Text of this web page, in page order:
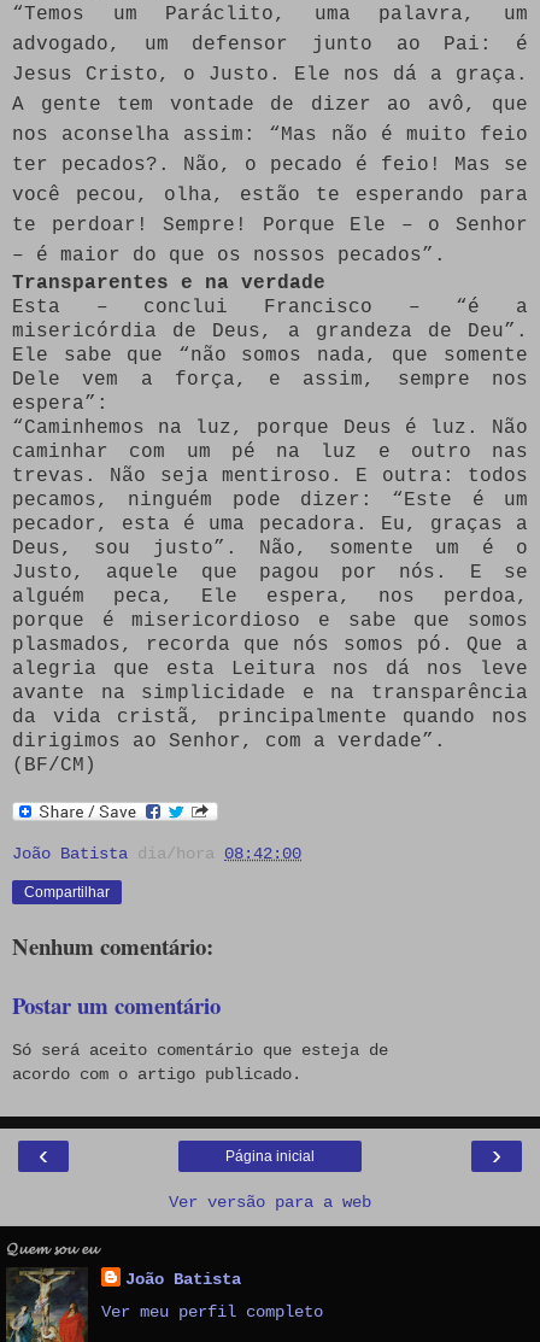
“Temos um Paráclito, uma palavra, um
advogado, um defensor junto ao Pai: é
Jesus Cristo, o Justo. Ele nos dá a graça.
A gente tem vontade de dizer ao avô, que
nos aconselha assim: “Mas não é muito feio
ter pecados?. Não, o pecado é feio! Mas se
você pecou, olha, estão te esperando para
te perdoar! Sempre! Porque Ele – o Senhor
– é maior do que os nossos pecados”.
Transparentes e na verdade
Esta – conclui Francisco – “é a
misericórdia de Deus, a grandeza de Deu”.
Ele sabe que “não somos nada, que somente
Dele vem a força, e assim, sempre nos
espera”:
“Caminhemos na luz, porque Deus é luz. Não
caminhar com um pé na luz e outro nas
trevas. Não seja mentiroso. E outra: todos
pecamos, ninguém pode dizer: “Este é um
pecador, esta é uma pecadora. Eu, graças a
Deus, sou justo”. Não, somente um é o
Justo, aquele que pagou por nós. E se
alguém peca, Ele espera, nos perdoa,
porque é misericordioso e sabe que somos
plasmados, recorda que nós somos pó. Que a
alegria que esta Leitura nos dá nos leve
avante na simplicidade e na transparência
da vida cristã, principalmente quando nos
dirigimos ao Senhor, com a verdade”.
(BF/CM)
João Batista dia/hora 08:42:00
Compartilhar
Nenhum comentário:
Postar um comentário
Só será aceito comentário que esteja de
acordo com o artigo publicado.
‹ ›
Página inicial
Ver versão para a web
𝓠𝓾𝓮𝓶 𝓼𝓸𝓾 𝓮𝓾
João Batista
Ver meu perfil completo